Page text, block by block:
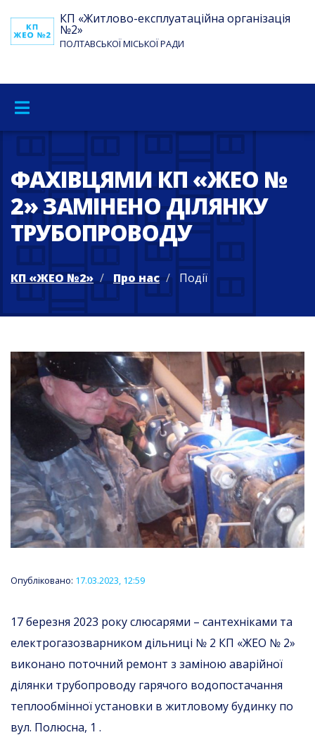
КП «Житлово-експлуатаційна організація
№2»
ПОЛТАВСЬКОЇ МІСЬКОЇ РАДИ
ФАХІВЦЯМИ КП «ЖЕО №
2» ЗАМІНЕНО ДІЛЯНКУ
ТРУБОПРОВОДУ
КП «ЖЕО №2» Про нас Події
Опубліковано: 17.03.2023, 12:59
17 березня 2023 року слюсарями – сантехніками та
електрогазозварником дільниці № 2 КП «ЖЕО № 2»
виконано поточний ремонт з заміною аварійної
ділянки трубопроводу гарячого водопостачання
теплообмінної установки в житловому будинку по
вул. Полюсна, 1 .